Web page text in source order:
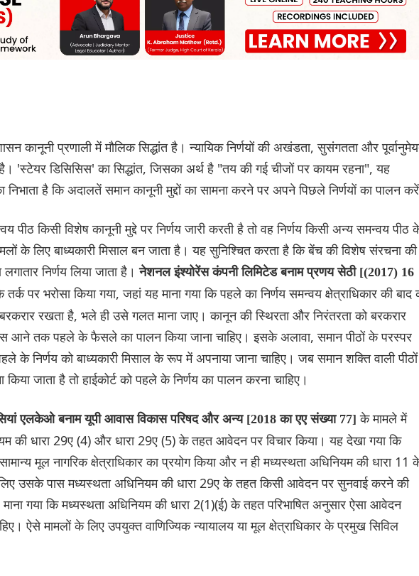
कानूनी प्रणाली में मौलिक सिद्धांत है। न्यायिक निर्णयों की अखंडता, सुसंगतता और
'स्टेयर डिसिसिस' का सिद्धांत, जिसका अर्थ है "तय की गई चीजों पर कायम रहना", यह
निभाता है कि अदालतें समान कानूनी मुद्दों का सामना करने पर अपने पिछले निर्णयों का पालन
पीठ किसी विशेष कानूनी मुद्दे पर निर्णय जारी करती है तो वह निर्णय किसी अन्य समन्वय पीठ
के लिए बाध्यकारी मिसाल बन जाता है। यह सुनिश्चित करता है कि बेंच की विशेष संरचना की
निर्णय लिया जाता है।नेशनल इंश्योरेंस कंपनी लिमिटेड बनाम प्रणय सेठी [(2017) 16
तर्क पर भरोसा किया गया, जहां यह माना गया कि पहले का निर्णय समन्वय क्षेत्राधिकार की बाद
बरकरार रखता है, भले ही उसे गलत माना जाए। कानून की स्थिरता और निरंतरता को बरकरार
आने तक पहले के फैसले का पालन किया जाना चाहिए। इसके अलावा, समान पीठों के परस्पर
के निर्णय को बाध्यकारी मिसाल के रूप में अपनाया जाना चाहिए। जब समान शक्ति वाली पीठों
किया जाता है तो हाईकोर्ट को पहले के निर्णय का पालन करना चाहिए।
एलकेओ बनाम यूपी आवास विकास परिषद और अन्य [2018 का एए संख्या 77]के मामले में
की धारा 29ए (4) और धारा 29ए (5) के तहत आवेदन पर विचार किया। यह देखा गया कि
मूल नागरिक क्षेत्राधिकार का प्रयोग किया और न ही मध्यस्थता अधिनियम की धारा 11
उसके पास मध्यस्थता अधिनियम की धारा 29ए के तहत किसी आवेदन पर सुनवाई करने की
गया कि मध्यस्थता अधिनियम की धारा 2(1)(ई) के तहत परिभाषित अनुसार ऐसा आवेदन
ऐसे मामलों के लिए उपयुक्त वाणिज्यिक न्यायालय या मूल क्षेत्राधिकार के प्रमुख सिविल